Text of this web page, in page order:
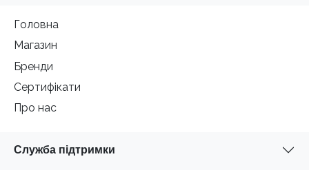
Головна
Магазин
Бренди
Сертифікати
Про нас
Служба підтримки